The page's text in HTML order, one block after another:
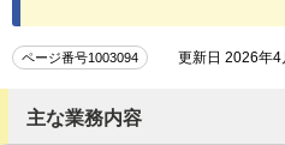
ページ番号1003094 更新日 2026年4
主な業務内容